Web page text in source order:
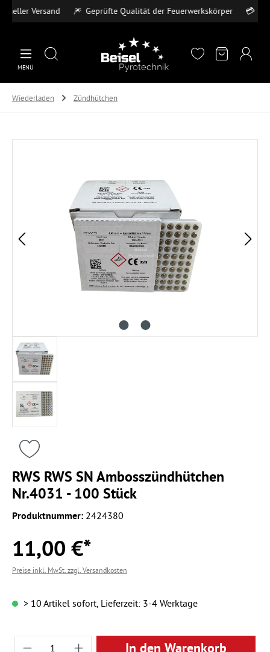
Zum Hauptinhalt springen
Versand 🎆 Geprüfte Qualität der Feuerwerkskörper 💳
MENÜ
Wiederladen Zündhütchen
RWS RWS SN Ambosszündhütchen
Nr.4031 - 100 Stück
Produktnummer: 2424380
11,00 €*
Preise inkl. MwSt. zzgl. Versandkosten
> 10 Artikel sofort, Lieferzeit: 3-4 Werktage
Produkt Anzahl: Gib den gewünschten
In den Warenkorb